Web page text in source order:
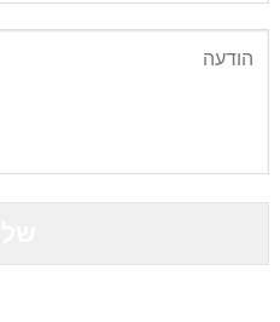
Please
this